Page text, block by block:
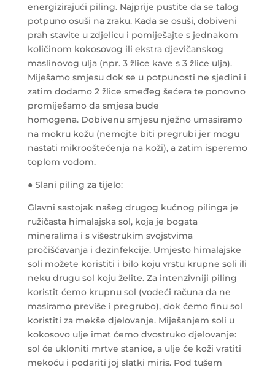
energizirajući piling. Najprije pustite da se talog
potpuno osuši na zraku. Kada se osuši, dobiveni
prah stavite u zdjelicu i pomiješajte s jednakom
količinom kokosovog ili ekstra djevičanskog
maslinovog ulja (npr. 3 žlice kave s 3 žlice ulja).
Miješamo smjesu dok se u potpunosti ne sjedini i
zatim dodamo 2 žlice smeđeg šećera te ponovno
promiješamo da smjesa bude
homogena. Dobivenu smjesu nježno umasiramo
na mokru kožu (nemojte biti pregrubi jer mogu
nastati mikrooštećenja na koži), a zatim isperemo
toplom vodom.
● Slani piling za tijelo:
Glavni sastojak našeg drugog kućnog pilinga je
ružičasta himalajska sol, koja je bogata
mineralima i s višestrukim svojstvima
pročišćavanja i dezinfekcije. Umjesto himalajske
soli možete koristiti i bilo koju vrstu krupne soli ili
neku drugu sol koju želite. Za intenzivniji piling
koristit ćemo krupnu sol (vodeći računa da ne
masiramo previše i pregrubo), dok ćemo finu sol
koristiti za mekše djelovanje. Miješanjem soli u
kokosovo ulje imat ćemo dvostruko djelovanje:
sol će ukloniti mrtve stanice, a ulje će koži vratiti
mekoću i podariti joj slatki miris. Pod tušem